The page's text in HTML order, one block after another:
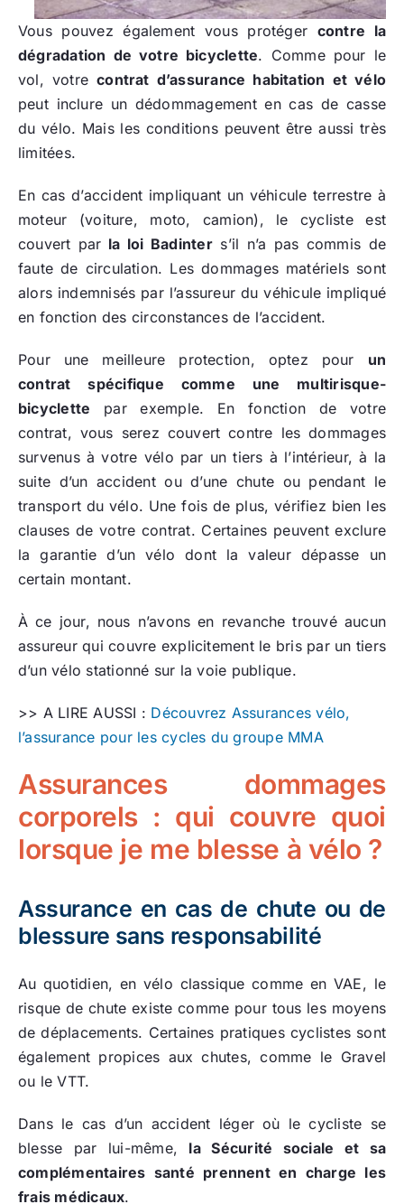
Vous pouvez également vous protéger contre la
dégradation de votre bicyclette. Comme pour le
vol, votrecontrat d’assurance habitation et vélo
peut inclure un dédommagement en cas de casse
du vélo. Mais les conditions peuvent être aussi très
limitées.
En cas d’accident impliquant un véhicule terrestre à
moteur (voiture, moto, camion), le cycliste est
couvert par la loi Badinters’il n’a pas commis de
faute de circulation. Les dommages matériels sont
alors indemnisés par l’assureur du véhicule impliqué
en fonction des circonstances de l’accident.
Pour une meilleure protection, optez pour un
contrat spécifique comme une multirisque-
bicyclette par exemple. En fonction de votre
contrat, vous serez couvert contre les dommages
survenus à votre vélo par un tiers à l’intérieur, à la
suite d’un accident ou d’une chute ou pendant le
transport du vélo. Une fois de plus, vérifiez bien les
clauses de votre contrat. Certaines peuvent exclure
la garantie d’un vélo dont la valeur dépasse un
certain montant.
À ce jour, nous n’avons en revanche trouvé aucun
assureur qui couvre explicitement le bris par un tiers
d’un vélo stationné sur la voie publique.
>> A LIRE AUSSI : Découvrez Assurances vélo,
l’assurance pour les cycles du groupe MMA
Assurances dommages
corporels : qui couvre quoi
lorsque je me blesse à vélo ?
Assurance en cas de chute ou de
blessure sans responsabilité
Au quotidien, en vélo classique comme en VAE, le
risque de chute existe comme pour tous les moyens
de déplacements. Certaines pratiques cyclistes sont
également propices aux chutes, comme le Gravel
ou le VTT.
Dans le cas d’un accident léger où le cycliste se
blesse par lui-même, la Sécurité sociale et sa
complémentaires santé prennent en charge les
frais médicaux.